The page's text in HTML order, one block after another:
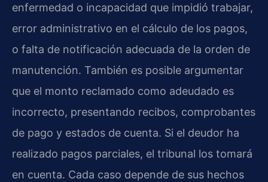
enfermedad o incapacidad que impidió trabajar,
error administrativo en el cálculo de los pagos,
o falta de notificación adecuada de la orden de
manutención. También es posible argumentar
que el monto reclamado como adeudado es
incorrecto, presentando recibos, comprobantes
de pago y estados de cuenta. Si el deudor ha
realizado pagos parciales, el tribunal los tomará
en cuenta. Cada caso depende de sus hechos